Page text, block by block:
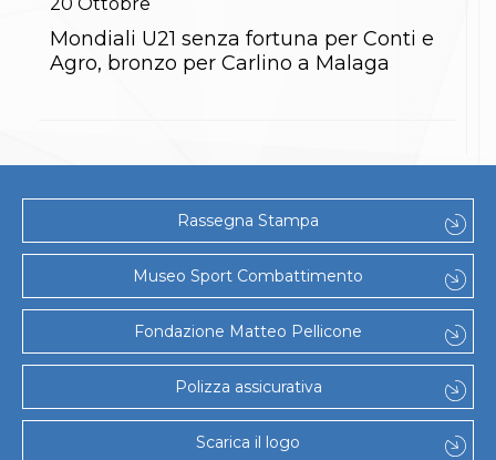
Lotta
La disciplina
News
Karate
News
Gare e Risultati
Attività Didattica
Albi Federali
Arti marziali
Aikido
Ju Jitsu
Sumo
Capoeira
Grappling
BJJ
Pancrazio/Pankration
Mondiali U21 senza fortuna per Conti e
Agro, bronzo per Carlino a Malaga
Rassegna Stampa
Museo Sport Combattimento
Fondazione Matteo Pellicone
Polizza assicurativa
Scarica il logo